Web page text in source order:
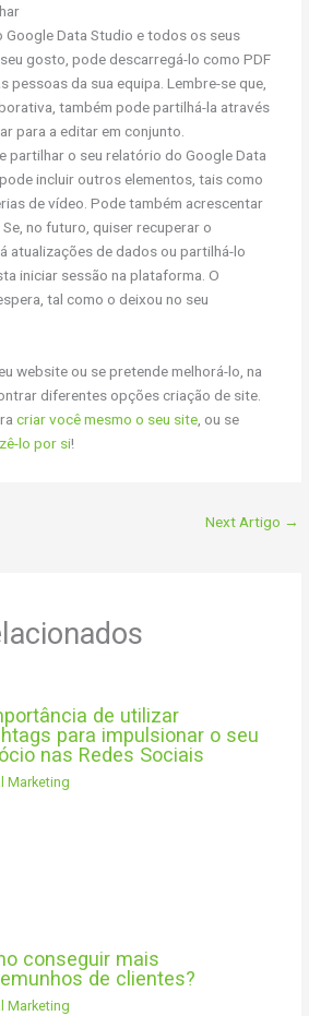
Google Data Studio e todos os seus
gosto, pode descarregá-lo como PDF
pessoas da sua equipa. Lembre-se que,
também pode partilhá-la através
para a editar em conjunto.
partilhar o seu relatório do Google Data
incluir outros elementos, tais como
de vídeo. Pode também acrescentar
no futuro, quiser recuperar o
atualizações de dados ou partilhá-lo
iniciar sessão na plataforma. O
tal como o deixou no seu
website ou se pretende melhorá-lo, na
diferentes opções criação de site.
criar você mesmo o seu site , ou se
lo por si!
Next Artigo →
de utilizar
para impulsionar o seu
nas Redes Sociais
Marketing
conseguir mais
de clientes?
Marketing